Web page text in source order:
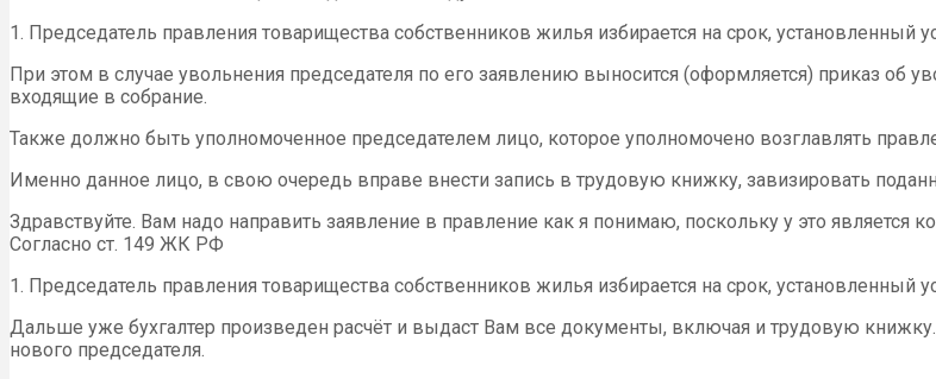
1. Председатель правления товарищества собственников жилья избирается на срок, установленный
При этом в случае увольнения председателя по его заявлению выносится (оформляется) приказ об
входящие в собрание.
Также должно быть уполномоченное председателем лицо, которое уполномочено возглавлять
Именно данное лицо, в свою очередь вправе внести запись в трудовую книжку, завизировать
Здравствуйте. Вам надо направить заявление в правление как я понимаю, поскольку у это
Согласно ст. 149 ЖК РФ
1. Председатель правления товарищества собственников жилья избирается на срок, установленный
Дальше уже бухгалтер произведен расчёт и выдаст Вам все документы, включая и трудовую
нового председателя.